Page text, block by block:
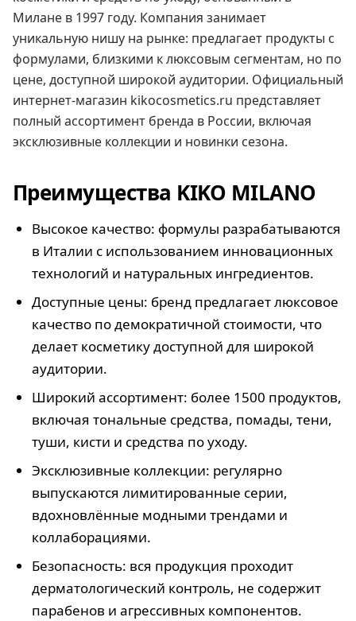
Милане в 1997 году. Компания занимает
уникальную нишу на рынке: предлагает продукты с
формулами, близкими к люксовым сегментам, но по
цене, доступной широкой аудитории. Официальный
интернет-магазин kikocosmetics.ru представляет
полный ассортимент бренда в России, включая
эксклюзивные коллекции и новинки сезона.
Преимущества KIKO MILANO
Высокое качество: формулы разрабатываются
в Италии с использованием инновационных
технологий и натуральных ингредиентов.
Доступные цены: бренд предлагает люксовое
качество по демократичной стоимости, что
делает косметику доступной для широкой
аудитории.
Широкий ассортимент: более 1500 продуктов,
включая тональные средства, помады, тени,
туши, кисти и средства по уходу.
Эксклюзивные коллекции: регулярно
выпускаются лимитированные серии,
вдохновлённые модными трендами и
коллаборациями.
Безопасность: вся продукция проходит
дерматологический контроль, не содержит
парабенов и агрессивных компонентов.